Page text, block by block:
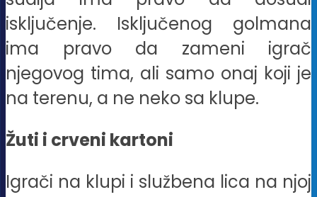
isključenje. Isključenog golmana
ima pravo da zameni igrač
njegovog tima, ali samo onaj koji je
na terenu, a ne neko sa klupe.
Žuti i crveni kartoni
Igrači na klupi i službena lica na njoj